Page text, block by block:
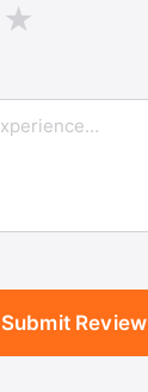
★
Submit Review